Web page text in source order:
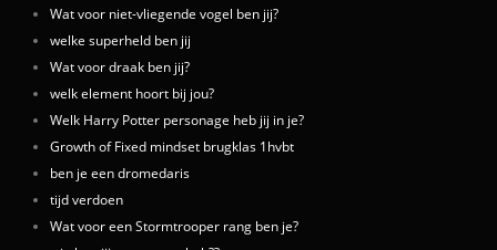
Wat voor niet-vliegende vogel ben jij?
welke superheld ben jij
Wat voor draak ben jij?
welk element hoort bij jou?
Welk Harry Potter personage heb jij in je?
Growth of Fixed mindset brugklas 1hvbt
ben je een dromedaris
tijd verdoen
Wat voor een Stormtrooper rang ben je?